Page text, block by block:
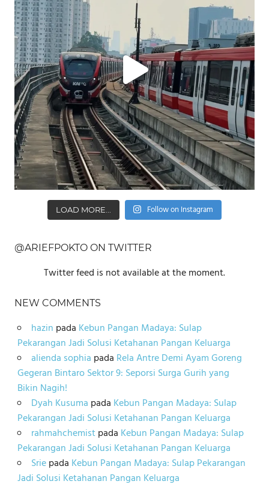
LOAD MORE... Follow on Instagram
@ARIEFPOKTO ON TWITTER
Twitter feed is not available at the moment.
NEW COMMENTS
hazin pada Kebun Pangan Madaya: Sulap
Pekarangan Jadi Solusi Ketahanan Pangan Keluarga
alienda sophia pada Rela Antre Demi Ayam Goreng
Gegeran Bintaro Sektor 9: Seporsi Surga Gurih yang
Bikin Nagih!
Dyah Kusuma pada Kebun Pangan Madaya: Sulap
Pekarangan Jadi Solusi Ketahanan Pangan Keluarga
rahmahchemistpada Kebun Pangan Madaya: Sulap
Pekarangan Jadi Solusi Ketahanan Pangan Keluarga
Sriepada Kebun Pangan Madaya: Sulap Pekarangan
Jadi Solusi Ketahanan Pangan Keluarga